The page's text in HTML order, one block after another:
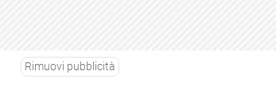
Rimuovi pubblicità